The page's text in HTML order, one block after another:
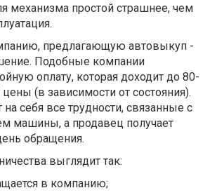
механизма простой страшнее, чем
предлагающую автовыкуп -
Подобные компании
оплату, которая доходит до 80-
(в зависимости от состояния).
себя все трудности, связанные с
машины, а продавец получает
обращения.
выглядит так:
в компанию;